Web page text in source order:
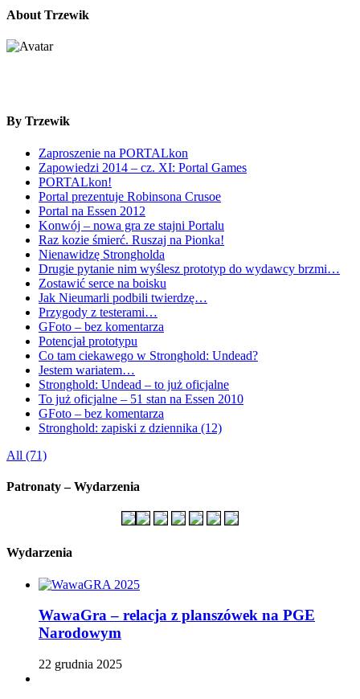
About Trzewik
By Trzewik
Zaproszenie na PORTALkon
Zapowiedzi 2014 – cz. XI: Portal Games
PORTALkon!
Portal prezentuje Robinsona Crusoe
Portal na Essen 2012
Konwój – nowa gra ze stajni Portalu
Raz kozie śmierć. Ruszaj na Pionka!
Nienawidzę Strongholda
Drugie pytanie nim wyślesz prototyp do wydawcy brzmi…
Zostawić serce na boisku
Jak Nieumarli podbili twierdzę…
Przygody z testerami…
GFoto – bez komentarza
Potencjał prototypu
Co tam ciekawego w Stronghold: Undead?
Jestem wariatem…
Stronghold: Undead – to już oficjalne
To już oficjalne – 51 stan na Essen 2010
GFoto – bez komentarza
Stronghold: zapiski z dziennika (12)
All (71)
Patronaty – Wydarzenia
Wydarzenia
WawaGra – relacja z planszówek na PGE
Narodowym
22 grudnia 2025